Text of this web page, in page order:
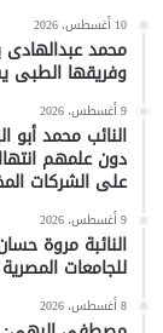
10 أغسطس، 2026
محمد
وفريقها الطبى
9 أغسطس، 2026
النائب محمد
دون علمهم
على الشركات
9 أغسطس، 2026
النائبة مروة
للجامعات المصرية
8 أغسطس، 2026